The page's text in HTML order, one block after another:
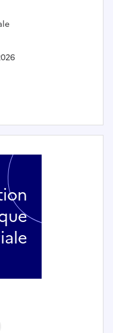
de tuba - MAIRIE DE